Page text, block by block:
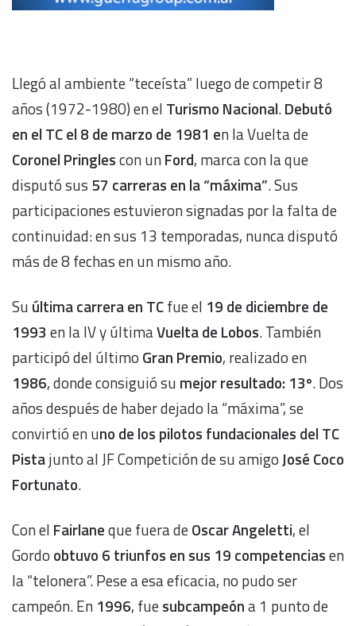
Llegó al ambiente “teceísta” luego de competir 8
años (1972-1980) en el Turismo Nacional.Debutó
en el TC el 8 de marzo de 1981 en la Vuelta de
Coronel Pringlescon unFord, marca con la que
disputó sus 57 carreras en la “máxima”. Sus
participaciones estuvieron signadas por la falta de
continuidad: en sus 13 temporadas, nunca disputó
más de 8 fechas en un mismo año.
Su última carrera en TCfue el 19 de diciembre de
1993 en la IV y últimaVuelta de Lobos. También
participó del último Gran Premio, realizado en
1986, donde consiguió su mejor resultado: 13º. Dos
años después de haber dejado la “máxima”, se
convirtió en uno de los pilotos fundacionales del TC
Pistajunto al JF Competición de su amigoJosé Coco
Fortunato.
Con el Fairlaneque fuera deOscar Angeletti, el
Gordo obtuvo 6 triunfos en sus 19 competenciasen
la “telonera”. Pese a esa eficacia, no pudo ser
campeón. En 1996, fuesubcampeóna 1 punto de